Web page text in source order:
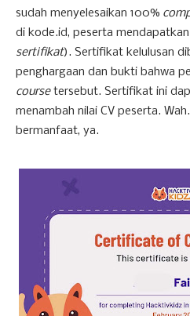
sudah menyelesaikan 100%
di kode.id, peserta
sertifikat). Sertifikat kelulusan
penghargaan dan bukti bahwa
coursetersebut. Sertifikat ini
menambah nilai CV peserta.
bermanfaat, ya.